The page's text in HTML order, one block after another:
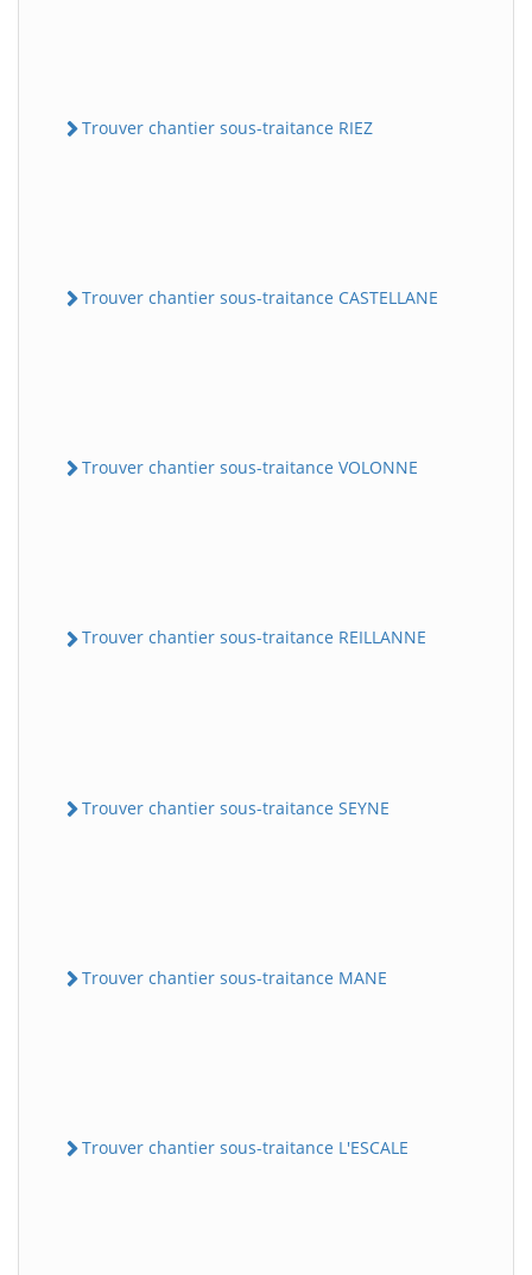
Trouver chantier sous-traitance RIEZ
Trouver chantier sous-traitance CASTELLANE
Trouver chantier sous-traitance VOLONNE
Trouver chantier sous-traitance REILLANNE
Trouver chantier sous-traitance SEYNE
Trouver chantier sous-traitance MANE
Trouver chantier sous-traitance L'ESCALE